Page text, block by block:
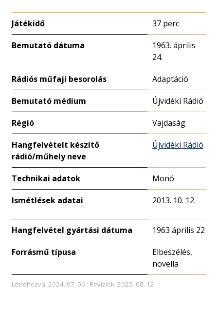
Játékidő 37 perc
Bemutató dátuma
1963. április
24.
Rádiós műfaji besorolás Adaptáció
Bemutató médium Újvidéki Rádió
Régió Vajdaság
Hangfelvételt készítő
rádió/műhely neve
Újvidéki Rádió
Technikai adatok Monó
Ismétlések adatai 2013. 10. 12.
Hangfelvétel gyártási dátuma 1963 április 22
Forrásmű típusa
Elbeszélés,
novella
Létrehozva: 2024. 07. 06.; Revíziók: 2025. 08. 12.